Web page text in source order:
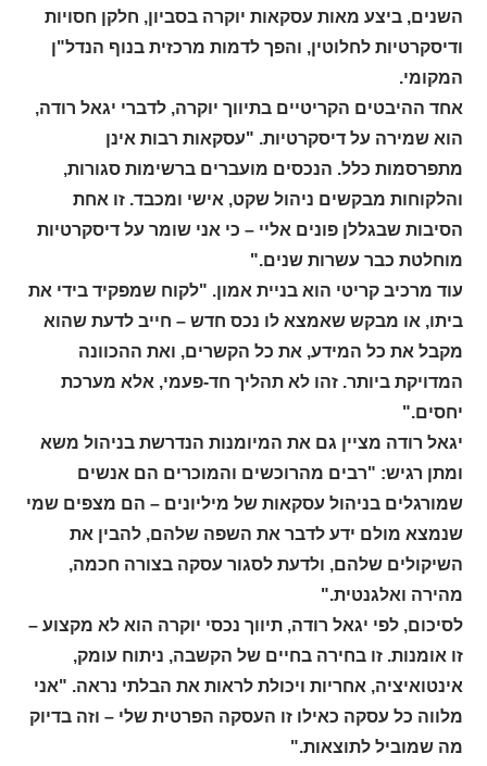
השנים, ביצע מאות עסקאות יוקרה בסביון, חלקן חסויות
ודיסקרטיות לחלוטין, והפך לדמות מרכזית בנוף הנדל"ן
המקומי.
אחד ההיבטים הקריטיים בתיווך יוקרה, לדברי יגאל רודה,
הוא שמירה על דיסקרטיות. "עסקאות רבות אינן
מתפרסמות כלל. הנכסים מועברים ברשימות סגורות,
והלקוחות מבקשים ניהול שקט, אישי ומכבד. זו אחת
הסיבות שבגללן פונים אליי – כי אני שומר על דיסקרטיות
מוחלטת כבר עשרות שנים."
עוד מרכיב קריטי הוא בניית אמון. "לקוח שמפקיד בידי את
ביתו, או מבקש שאמצא לו נכס חדש – חייב לדעת שהוא
מקבל את כל המידע, את כל הקשרים, ואת ההכוונה
המדויקת ביותר. זהו לא תהליך חד-פעמי, אלא מערכת
יחסים."
יגאל רודה מציין גם את המיומנות הנדרשת בניהול משא
ומתן רגיש: "רבים מהרוכשים והמוכרים הם אנשים
שמורגלים בניהול עסקאות של מיליונים – הם מצפים שמי
שנמצא מולם ידע לדבר את השפה שלהם, להבין את
השיקולים שלהם, ולדעת לסגור עסקה בצורה חכמה,
מהירה ואלגנטית."
לסיכום, לפי יגאל רודה, תיווך נכסי יוקרה הוא לא מקצוע –
זו אומנות. זו בחירה בחיים של הקשבה, ניתוח עומק,
אינטואיציה, אחריות ויכולת לראות את הבלתי נראה. "אני
מלווה כל עסקה כאילו זו העסקה הפרטית שלי – וזה בדיוק
מה שמוביל לתוצאות."